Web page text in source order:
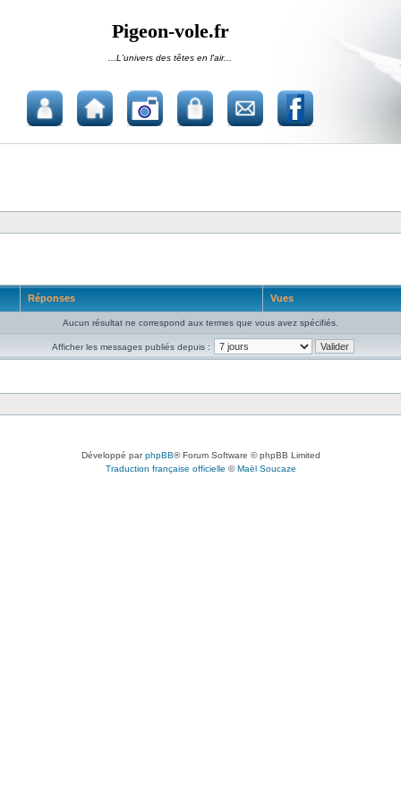
Pigeon-vole.fr
...L'univers des têtes en l'air...
Réponses Vues
Aucun résultat ne correspond aux termes que vous avez spécifiés.
Afficher les messages publiés depuis :
Développé parphpBB® Forum Software © phpBB Limited
Traduction française officielle ©Maël Soucaze